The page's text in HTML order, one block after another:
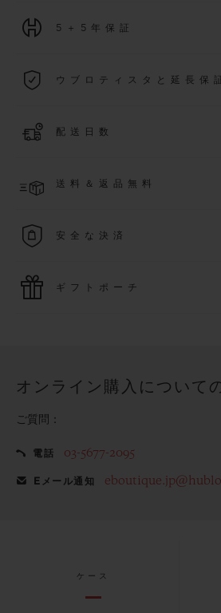
5＋5年保証
際保証が適用されます。
ウブロティスタと延長保
月1 日以降に購入された時計を対象に、
詳細を表示する
配送日数
より異なる場合がございます
送料＆返品無料
す
安全な決済
ご購入は迅速で安全に処理され、お客
ギフトポーチ
オンライン購入について
ご質問：
電話 03-5677-2095
Eメール通知
ケース